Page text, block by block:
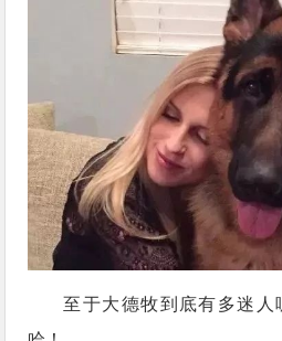
至于大德牧到底有多迷人